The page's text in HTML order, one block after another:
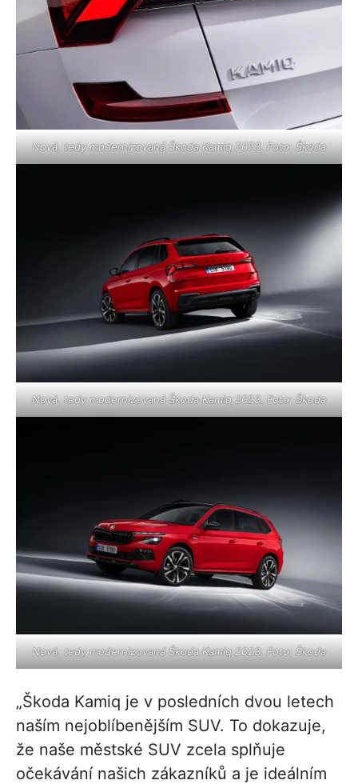
Nová, tedy modernizovaná Škoda Kamiq 2023. Foto: Škoda
Nová, tedy modernizovaná Škoda Kamiq 2023. Foto: Škoda
Nová, tedy modernizovaná Škoda Kamiq 2023. Foto: Škoda
„Škoda Kamiq je v posledních dvou letech
naším nejoblíbenějším SUV. To dokazuje,
že naše městské SUV zcela splňuje
očekávání našich zákazníků a je ideálním